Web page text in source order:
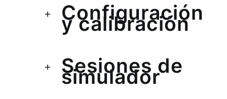
Configuración
y calibración
Sesiones de
simulador